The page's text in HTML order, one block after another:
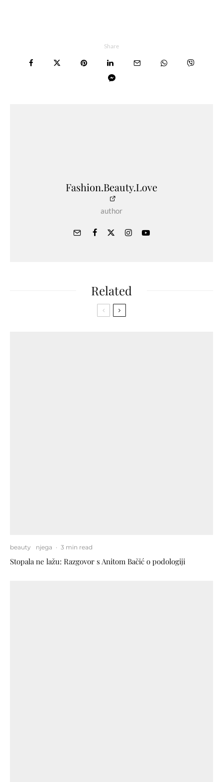
Share
Fashion.Beauty.Love
author
Related
beauty njega · 3 min read
Stopala ne lažu: Razgovor s Anitom Bačić o podologiji